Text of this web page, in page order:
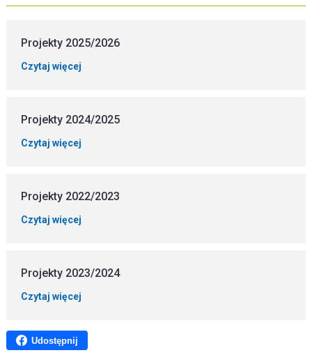
Projekty 2025/2026
Czytaj więcej
Projekty 2024/2025
Czytaj więcej
Projekty 2022/2023
Czytaj więcej
Projekty 2023/2024
Czytaj więcej
Udostępnij